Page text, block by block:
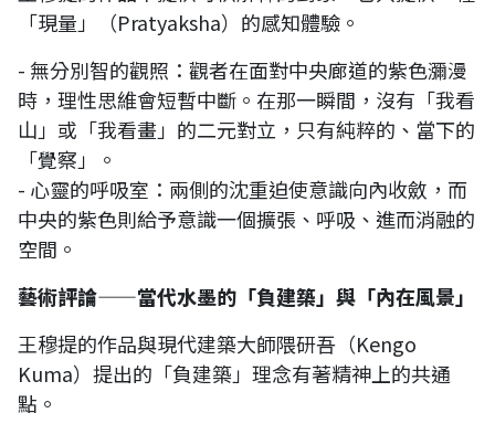
「現量」（Pratyaksha）的感知體驗。
- 無分別智的觀照：觀者在面對中央廊道的紫色瀰漫
時，理性思維會短暫中斷。在那一瞬間，沒有「我看
山」或「我看畫」的二元對立，只有純粹的、當下的
「覺察」。
- 心靈的呼吸室：兩側的沈重迫使意識向內收斂，而
中央的紫色則給予意識一個擴張、呼吸、進而消融的
空間。
藝術評論——當代水墨的「負建築」與「內在風景」
王穆提的作品與現代建築大師隈研吾（Kengo
Kuma）提出的「負建築」理念有著精神上的共通
點。